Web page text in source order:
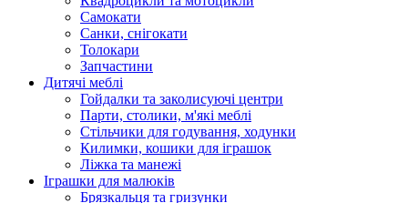
Самокати
Санки, снігокати
Толокари
Запчастини
Дитячі меблі
Гойдалки та заколисуючі центри
Парти, столики, м'які меблі
Стільчики для годування, ходунки
Килимки, кошики для іграшок
Ліжка та манежі
Іграшки для малюків
Брязкальця та гризунки